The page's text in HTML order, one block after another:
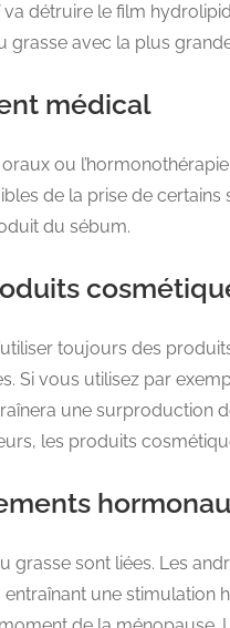
détruire le film
grasse avec la plus
médical
ou
de la prise de
du sébum.
toujours des
Si vous utilisez par
une surproduction
les produits
grasse sont liées. Les
une stimulation